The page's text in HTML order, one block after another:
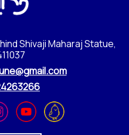
Shivaji Maharaj Statue,